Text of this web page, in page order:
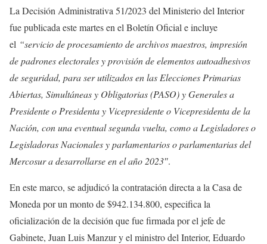
La Decisión Administrativa 51/2023 del Ministerio del Interior
fue publicada este martes en el Boletín Oficial e incluye
el “servicio de procesamiento de archivos maestros, impresión
de padrones electorales y provisión de elementos autoadhesivos
de seguridad, para ser utilizados en las Elecciones Primarias
Abiertas, Simultáneas y Obligatorias (PASO) y Generales a
Presidente o Presidenta y Vicepresidente o Vicepresidenta de la
Nación, con una eventual segunda vuelta, como a Legisladores o
Legisladoras Nacionales y parlamentarios o parlamentarias del
Mercosur a desarrollarse en el año 2023″.
En este marco, se adjudicó la contratación directa a la Casa de
Moneda por un monto de $942.134.800, especifica la
oficialización de la decisión que fue firmada por el jefe de
Gabinete, Juan Luis Manzur y el ministro del Interior, Eduardo